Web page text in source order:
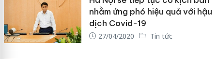
nhằm ứng phó hiệu quả với hậu
dịch Covid-19
27/04/2020 Tin tức